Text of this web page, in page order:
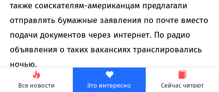
Все новости Это интересно Сейчас читают
также соискателям-американцам предлагали
отправлять бумажные заявления по почте вместо
подачи документов через интернет. По радио
объявления о таких вакансиях транслировались
ночью.
В рамках соглашения OpenAI не только выплатит